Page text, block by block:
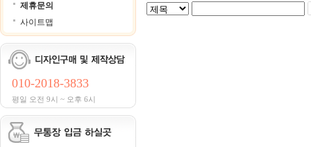
제휴문의
사이트맵
010-2018-3833
평일 오전 9시 ~ 오후 6시